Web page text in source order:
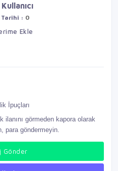
Tarihi : 0
Ekle
İpuçları
ilanını görmeden kapora olarak
para göndermeyin.
Gönder